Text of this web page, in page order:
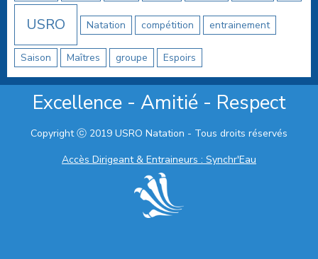
USRO Natation compétition entrainement
Saison Maîtres groupe Espoirs
Excellence - Amitié - Respect
Copyright ⓒ 2019 USRO Natation - Tous droits réservés
Accès Dirigeant & Entraineurs : Synchr'Eau